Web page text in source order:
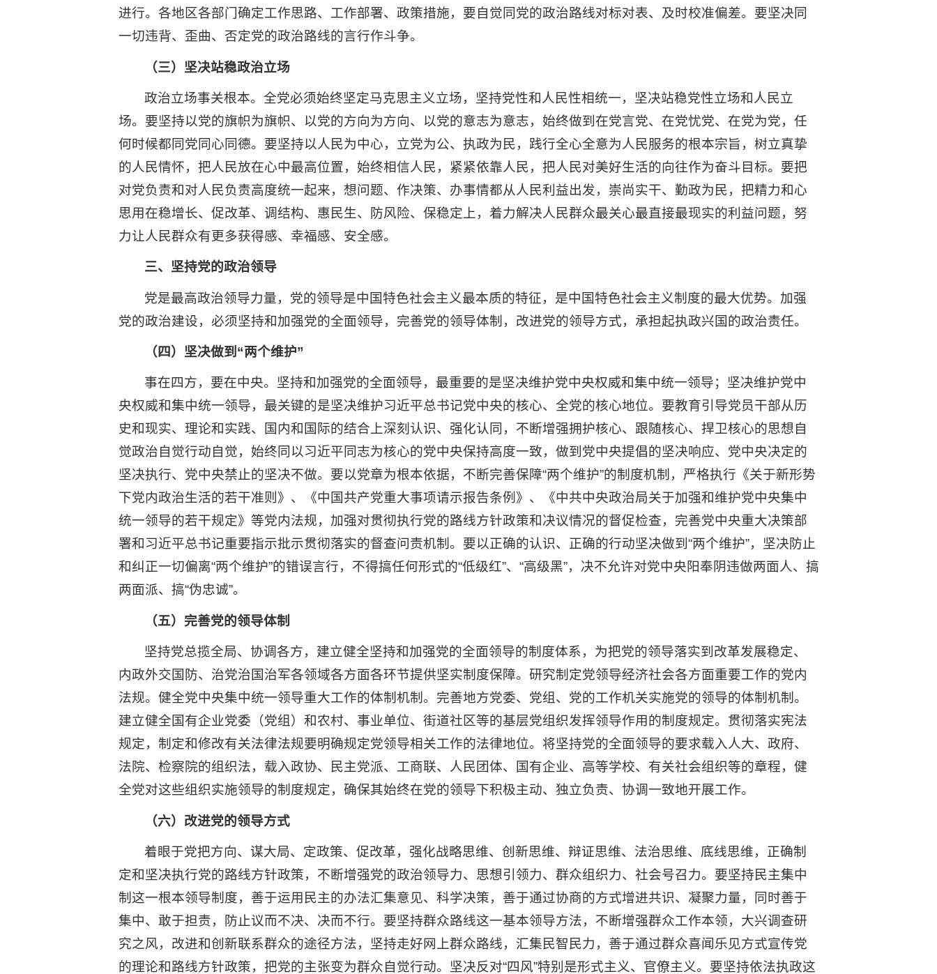
进行。各地区各部门确定工作思路、工作部署、政策措施，要自觉同党的政治路线对标对表、及时校准偏差。要坚决同
一切违背、歪曲、否定党的政治路线的言行作斗争。
（三）坚决站稳政治立场
政治立场事关根本。全党必须始终坚定马克思主义立场，坚持党性和人民性相统一，坚决站稳党性立场和人民立
场。要坚持以党的旗帜为旗帜、以党的方向为方向、以党的意志为意志，始终做到在党言党、在党忧党、在党为党，任
何时候都同党同心同德。要坚持以人民为中心，立党为公、执政为民，践行全心全意为人民服务的根本宗旨，树立真挚
的人民情怀，把人民放在心中最高位置，始终相信人民，紧紧依靠人民，把人民对美好生活的向往作为奋斗目标。要把
对党负责和对人民负责高度统一起来，想问题、作决策、办事情都从人民利益出发，崇尚实干、勤政为民，把精力和心
思用在稳增长、促改革、调结构、惠民生、防风险、保稳定上，着力解决人民群众最关心最直接最现实的利益问题，努
力让人民群众有更多获得感、幸福感、安全感。
三、坚持党的政治领导
党是最高政治领导力量，党的领导是中国特色社会主义最本质的特征，是中国特色社会主义制度的最大优势。加强
党的政治建设，必须坚持和加强党的全面领导，完善党的领导体制，改进党的领导方式，承担起执政兴国的政治责任。
（四）坚决做到“两个维护”
事在四方，要在中央。坚持和加强党的全面领导，最重要的是坚决维护党中央权威和集中统一领导；坚决维护党中
央权威和集中统一领导，最关键的是坚决维护习近平总书记党中央的核心、全党的核心地位。要教育引导党员干部从历
史和现实、理论和实践、国内和国际的结合上深刻认识、强化认同，不断增强拥护核心、跟随核心、捍卫核心的思想自
觉政治自觉行动自觉，始终同以习近平同志为核心的党中央保持高度一致，做到党中央提倡的坚决响应、党中央决定的
坚决执行、党中央禁止的坚决不做。要以党章为根本依据，不断完善保障“两个维护”的制度机制，严格执行《关于新形势
下党内政治生活的若干准则》、《中国共产党重大事项请示报告条例》、《中共中央政治局关于加强和维护党中央集中
统一领导的若干规定》等党内法规，加强对贯彻执行党的路线方针政策和决议情况的督促检查，完善党中央重大决策部
署和习近平总书记重要指示批示贯彻落实的督查问责机制。要以正确的认识、正确的行动坚决做到“两个维护”，坚决防止
和纠正一切偏离“两个维护”的错误言行，不得搞任何形式的“低级红”、“高级黑”，决不允许对党中央阳奉阴违做两面人、搞
两面派、搞“伪忠诚”。
（五）完善党的领导体制
坚持党总揽全局、协调各方，建立健全坚持和加强党的全面领导的制度体系，为把党的领导落实到改革发展稳定、
内政外交国防、治党治国治军各领域各方面各环节提供坚实制度保障。研究制定党领导经济社会各方面重要工作的党内
法规。健全党中央集中统一领导重大工作的体制机制。完善地方党委、党组、党的工作机关实施党的领导的体制机制。
建立健全国有企业党委（党组）和农村、事业单位、街道社区等的基层党组织发挥领导作用的制度规定。贯彻落实宪法
规定，制定和修改有关法律法规要明确规定党领导相关工作的法律地位。将坚持党的全面领导的要求载入人大、政府、
法院、检察院的组织法，载入政协、民主党派、工商联、人民团体、国有企业、高等学校、有关社会组织等的章程，健
全党对这些组织实施领导的制度规定，确保其始终在党的领导下积极主动、独立负责、协调一致地开展工作。
（六）改进党的领导方式
着眼于党把方向、谋大局、定政策、促改革，强化战略思维、创新思维、辩证思维、法治思维、底线思维，正确制
定和坚决执行党的路线方针政策，不断增强党的政治领导力、思想引领力、群众组织力、社会号召力。要坚持民主集中
制这一根本领导制度，善于运用民主的办法汇集意见、科学决策，善于通过协商的方式增进共识、凝聚力量，同时善于
集中、敢于担责，防止议而不决、决而不行。要坚持群众路线这一基本领导方法，不断增强群众工作本领，大兴调查研
究之风，改进和创新联系群众的途径方法，坚持走好网上群众路线，汇集民智民力，善于通过群众喜闻乐见方式宣传党
的理论和路线方针政策，把党的主张变为群众自觉行动。坚决反对“四风”特别是形式主义、官僚主义。要坚持依法执政这